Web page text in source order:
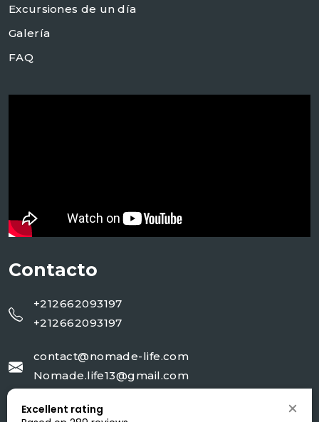
Excursiones de un día
Galería
FAQ
Contacto
+212662093197
+212662093197
contact@nomade-life.com
Nomade.life13@gmail.com
NR 02 rue 20 AV Moulay Ali cherif Jorf-
Excellent rating